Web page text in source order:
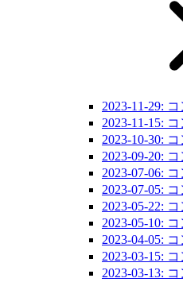
2023-11-29:
2023-11-15:
2023-10-30:
2023-09-20:
2023-07-06:
2023-07-05:
2023-05-22:
2023-05-10:
2023-04-05:
2023-03-15:
2023-03-13: